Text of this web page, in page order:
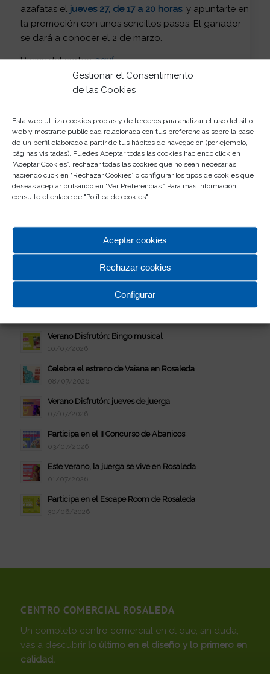
Gestionar el Consentimiento
de las Cookies
Esta web utiliza cookies propias y de terceros para analizar el uso del sitio
web y mostrarte publicidad relacionada con tus preferencias sobre la base
de un perfil elaborado a partir de tus hábitos de navegación (por ejemplo,
páginas visitadas). Puedes Aceptar todas las cookies haciendo click en
“Aceptar Cookies”, rechazar todas las cookies que no sean necesarias
haciendo click en “Rechazar Cookies” o configurar los tipos de cookies que
deseas aceptar pulsando en “Ver Preferencias.” Para más información
consulte el enlace de "Política de cookies".
Aceptar cookies
Rechazar cookies
Configurar
azafatas el jueves 27, de 17 a 20 horas, y apuntarte en
la promoción con unos sencillos pasos. El ganador
se dará a conocer el 2 de marzo.
Bases del sorteoaquí.
Últimos Eventos
¡Date un aire de color con Rosaleda!
Vive el eclipse solar con Rosaleda
03/08/2026
Verano Disfrutón: Bingo musical
10/07/2026
Celebra el estreno de Vaiana en Rosaleda
08/07/2026
Verano Disfrutón: jueves de juerga
07/07/2026
Participa en el II Concurso de Abanicos
03/07/2026
Este verano, la juerga se vive en Rosaleda
01/07/2026
Participa en el Escape Room de Rosaleda
30/06/2026
CENTRO COMERCIAL ROSALEDA
Un completo centro comercial en el que, sin duda,
vas a descubrir lo último en el diseño y lo primero en
calidad.